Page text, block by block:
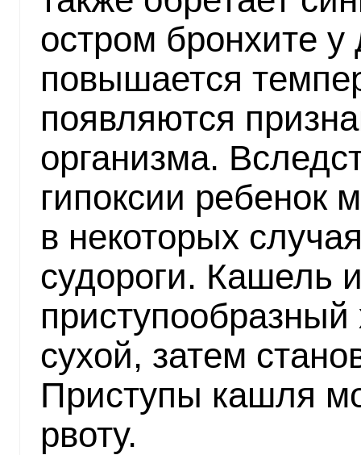
остром бронхите у
повышается
появляются
организма.
гипоксии ребенок
в некоторых
судороги. Кашель
приступообразный
сухой, затем
Приступы кашля
рвоту.